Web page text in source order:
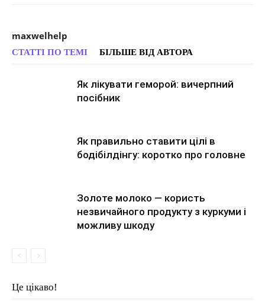
maxwelhelp
СТАТТІ ПО ТЕМІ БІЛЬШЕ ВІД АВТОРА
Як лікувати геморой: вичерпний
посібник
Як правильно ставити цілі в
бодібілдінгу: коротко про головне
Золоте молоко — користь
незвичайного продукту з куркуми і
можливу шкоду
Це цікаво!